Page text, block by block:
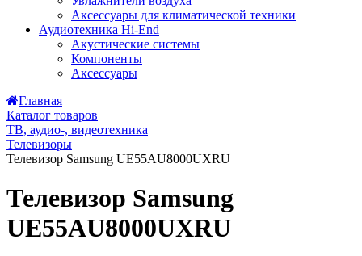
Аксессуары для климатической техники
Аудиотехника Hi-End
Акустические системы
Компоненты
Аксессуары
Главная
Каталог товаров
ТВ, аудио-, видеотехника
Телевизоры
Телевизор Samsung UE55AU8000UXRU
Телевизор Samsung
UE55AU8000UXRU